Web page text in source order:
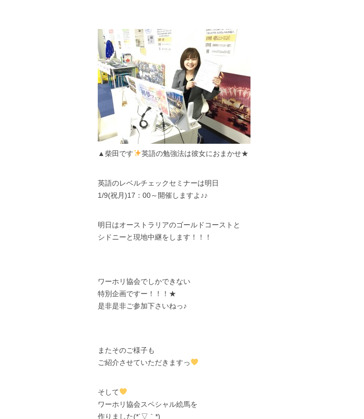
▲柴田です 英語の勉強法は彼女におまかせ★
英語のレベルチェックセミナーは明日
1/9(祝月)17：00～開催しますよ♪♪
明日はオーストラリアのゴールドコーストと
シドニーと現地中継をします！！！
ワーホリ協会でしかできない
特別企画ですー！！！★
是非是非ご参加下さいねっ♪
またそのご様子も
ご紹介させていただきますっ
そして
ワーホリ協会スペシャル絵馬を
作りました(*´▽｀*)